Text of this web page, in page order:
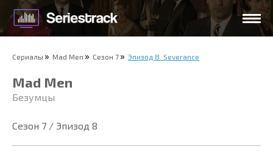
Сериалы Mad Men Сезон 7 Эпизод 8. Severance
Mad Men
Безумцы
Сезон 7 / Эпизод 8